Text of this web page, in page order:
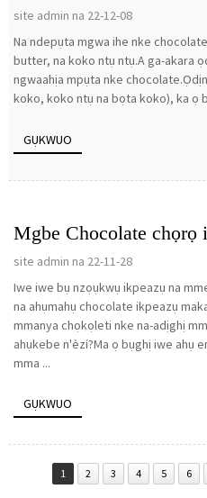
site admin na 22-12-08
Na ndepụta mgwa ihe nke
butter, na koko ntụ ntụ.A ga-akara
ngwaahịa mpụta nke
koko, koko ntụ na bọta koko), ka ọ
GỤKWUO
Mgbe Chocolate chọrọ
site admin na 22-11-28
Iwe iwe bụ nzọụkwụ ikpeazụ na
na ahụmahụ chocolate ikpeazụ
mmanya chọkọleti nke na-adịghị
ahụkebe n'èzí?Ma ọ bụghị iwe ahụ
mma ...
GỤKWUO
1 2 3 4 5 6